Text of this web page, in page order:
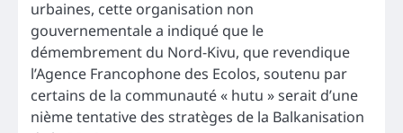
urbaines, cette organisation non
gouvernementale a indiqué que le
démembrement du Nord-Kivu, que revendique
l’Agence Francophone des Ecolos, soutenu par
certains de la communauté « hutu » serait d’une
nième tentative des stratèges de la Balkanisation